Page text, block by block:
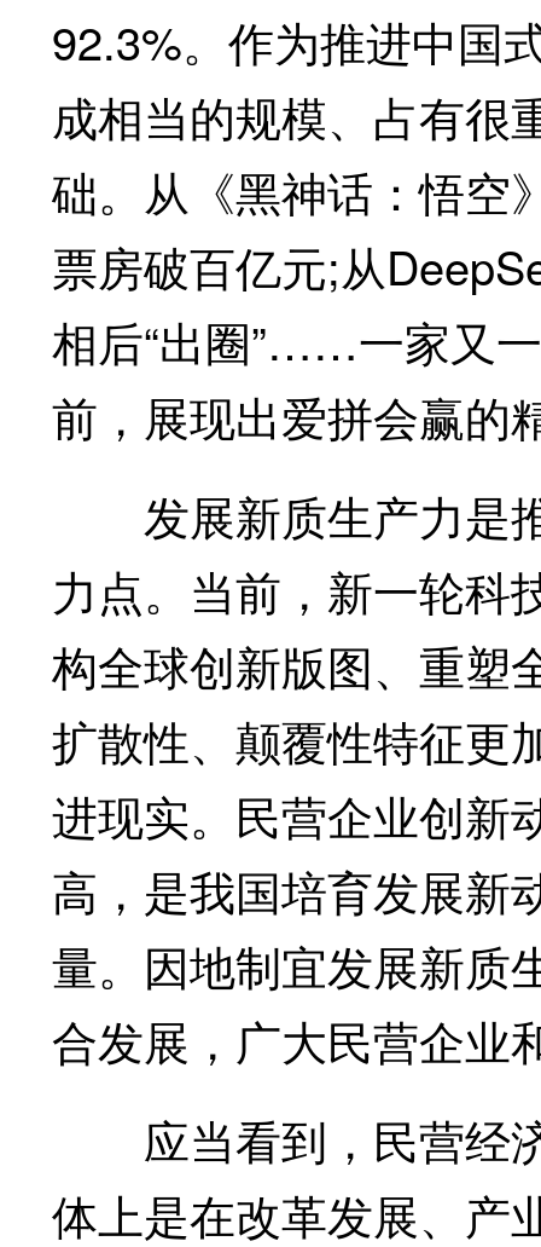
92.3%。作为推进中国
成相当的规模、占有很
础。从《黑神话：悟空
票房破百亿元;从
相后“出圈”……一家又
前，展现出爱拼会赢的
发展新质生产力是
力点。当前，新一轮科
构全球创新版图、重塑
扩散性、颠覆性特征更
进现实。民营企业创新
高，是我国培育发展新
量。因地制宜发展新质
合发展，广大民营企业
应当看到，民营经
体上是在改革发展、产